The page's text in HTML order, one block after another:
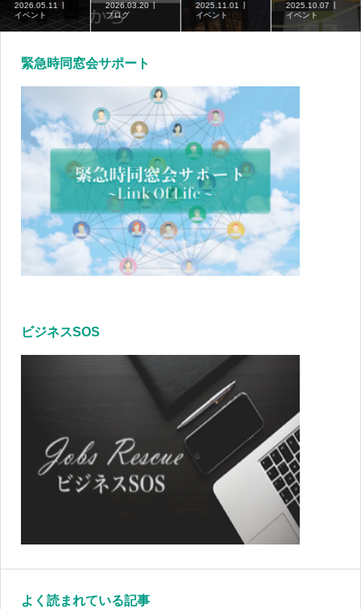
2026.03.20
ブログ
2025.11.01
イベント
2025.10.07
イベント
2026.07.01
ブログ
緊急時同窓会サポート
ビジネスSOS
よく読まれている記事